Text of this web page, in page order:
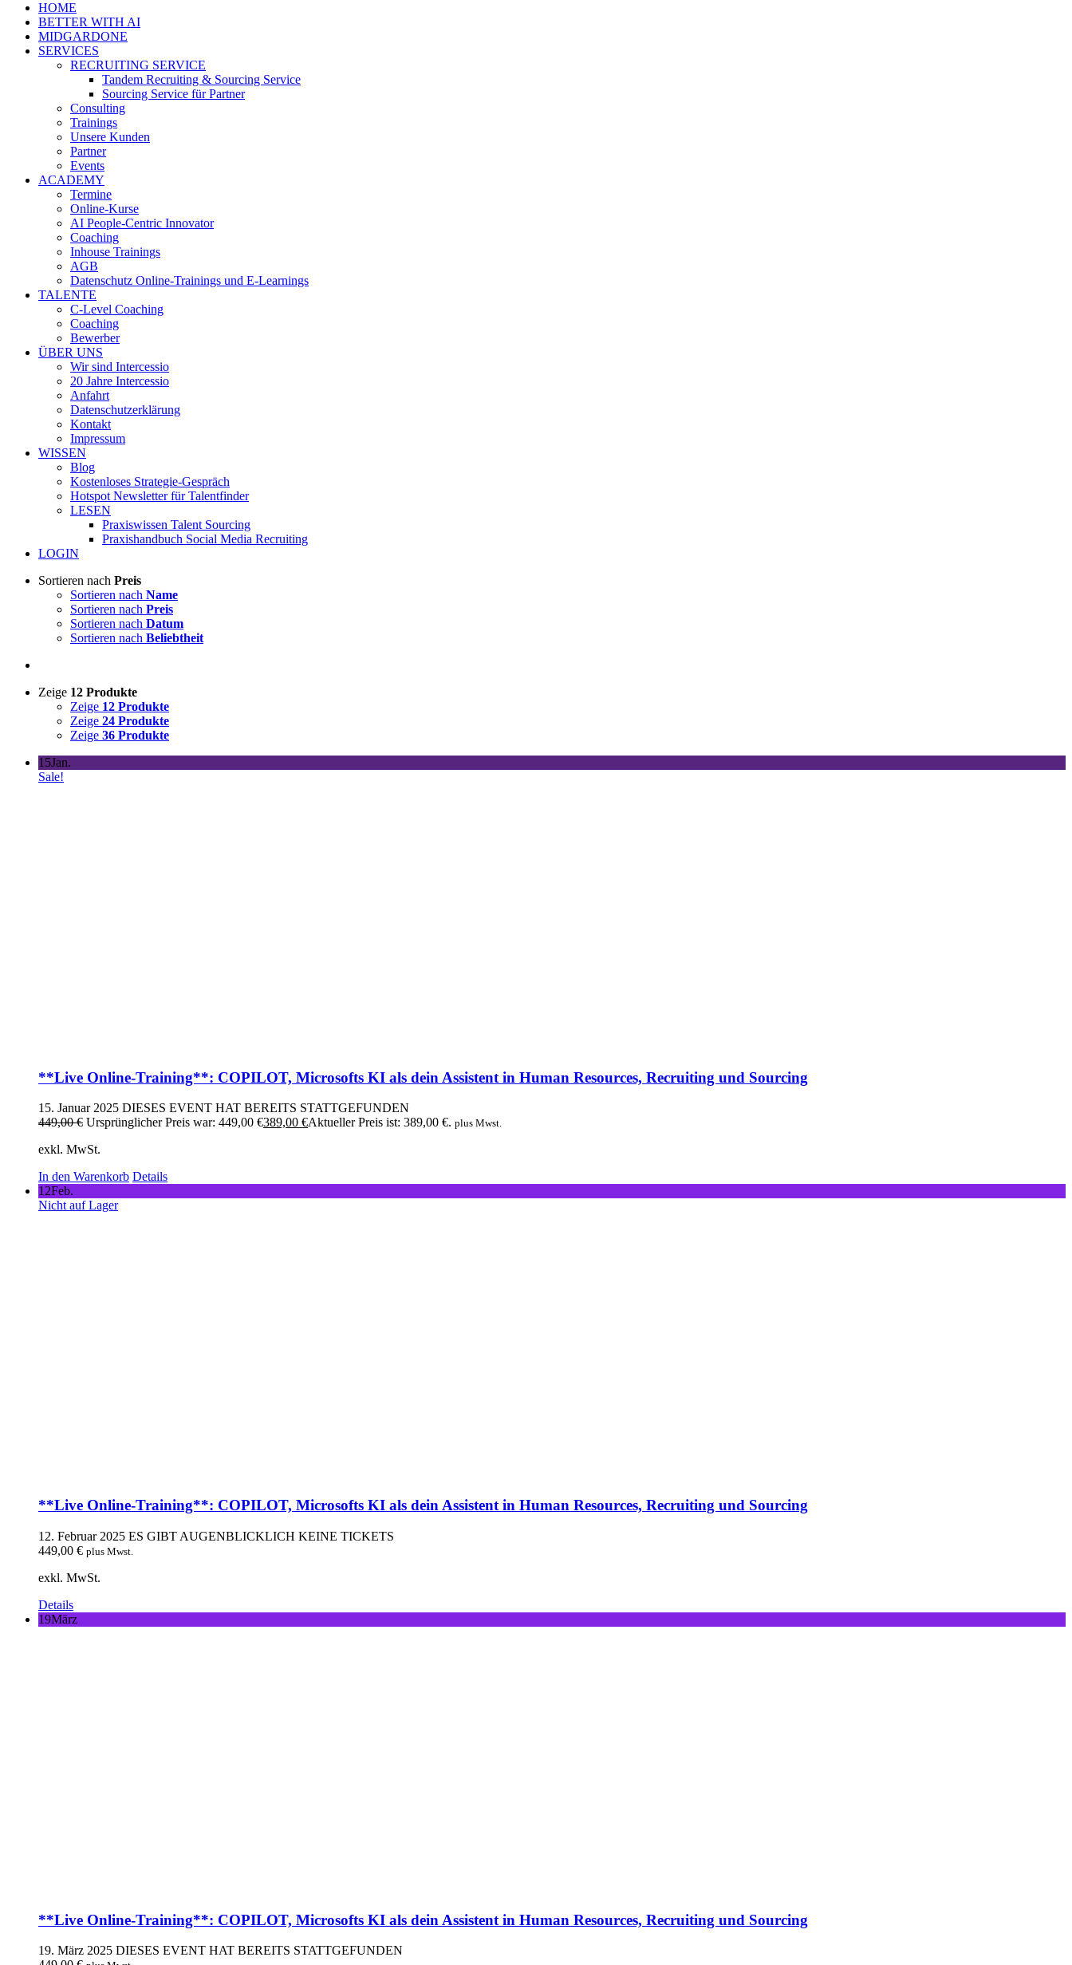
HOME
BETTER WITH AI
MIDGARDONE
SERVICES
RECRUITING SERVICE
Tandem Recruiting & Sourcing Service
Sourcing Service für Partner
Consulting
Trainings
Unsere Kunden
Partner
Events
ACADEMY
Termine
Online-Kurse
AI People-Centric Innovator
Coaching
Inhouse Trainings
AGB
Datenschutz Online-Trainings und E-Learnings
TALENTE
C-Level Coaching
Coaching
Bewerber
ÜBER UNS
Wir sind Intercessio
20 Jahre Intercessio
Anfahrt
Datenschutzerklärung
Kontakt
Impressum
WISSEN
Blog
Kostenloses Strategie-Gespräch
Hotspot Newsletter für Talentfinder
LESEN
Praxiswissen Talent Sourcing
Praxishandbuch Social Media Recruiting
LOGIN
Sortieren nach Preis
Sortieren nach Name
Sortieren nach Preis
Sortieren nach Datum
Sortieren nach Beliebtheit
Zeige 12 Produkte
Zeige 12 Produkte
Zeige 24 Produkte
Zeige 36 Produkte
15Jan.
Sale!
**Live Online-Training**: COPILOT, Microsofts KI als dein Assistent in Human Resources, Recruiting und Sourcing
15. Januar 2025 DIESES EVENT HAT BEREITS STATTGEFUNDEN
449,00€ Ursprünglicher Preis war: 449,00 €389,00 €Aktueller Preis ist: 389,00 €. plus Mwst.
exkl. MwSt.
In den Warenkorb Details
12Feb.
Nicht auf Lager
**Live Online-Training**: COPILOT, Microsofts KI als dein Assistent in Human Resources, Recruiting und Sourcing
12. Februar 2025 ES GIBT AUGENBLICKLICH KEINE TICKETS
449,00 € plus Mwst.
exkl. MwSt.
Details
19März
**Live Online-Training**: COPILOT, Microsofts KI als dein Assistent in Human Resources, Recruiting und Sourcing
19. März 2025 DIESES EVENT HAT BEREITS STATTGEFUNDEN